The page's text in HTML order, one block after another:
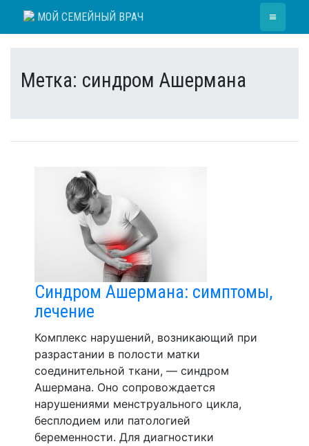
МОЙ СЕМЕЙНЫЙ ВРАЧ ≡
Метка: синдром Ашермана
Синдром Ашермана: симптомы,
лечение
Комплекс нарушений, возникающий при
разрастании в полости матки
соединительной ткани, — синдром
Ашермана. Оно сопровождается
нарушениями менструального цикла,
бесплодием или патологией
беременности. Для диагностики